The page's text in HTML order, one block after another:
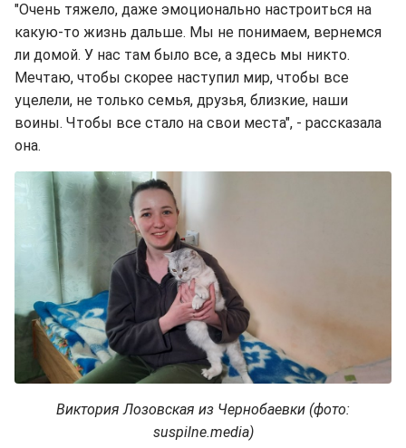
"Очень тяжело, даже эмоционально настроиться на
какую-то жизнь дальше. Мы не понимаем, вернемся
ли домой. У нас там было все, а здесь мы никто.
Мечтаю, чтобы скорее наступил мир, чтобы все
уцелели, не только семья, друзья, близкие, наши
воины. Чтобы все стало на свои места", - рассказала
она.
Виктория Лозовская из Чернобаевки (фото:
suspilne.media)